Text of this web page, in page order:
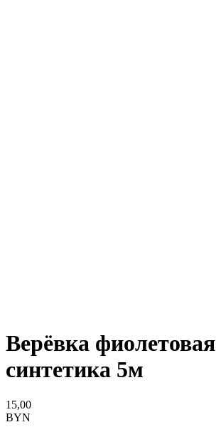
Верёвка фиолетовая
синтетика 5м
15,00
BYN